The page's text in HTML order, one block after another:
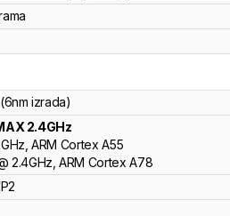
(6nm izrada)
2.4GHz
GHz,ARM Cortex A55
2.4GHz,ARM Cortex A78